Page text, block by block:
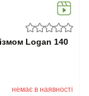
Logan 140
немає в наявності